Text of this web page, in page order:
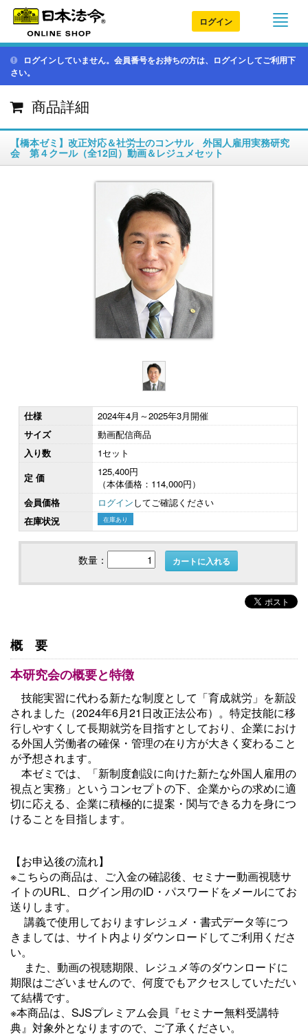
ログイン
ログインしていません。会員番号をお持ちの方は、ログインしてご利用下
さい。
商品詳細
【橋本ゼミ】改正対応＆社労士のコンサル 外国人雇用実務研究
会 第４クール（全12回）動画＆レジュメセット
仕様
2024年4月～2025年3月開催
サイズ
動画配信商品
入り数
1セット
定 価
125,400円
（本体価格：114,000円）
会員価格
ログインしてご確認ください
在庫状況
在庫あり
数量： カートに入れる
概要
本研究会の概要と特徴
技能実習に代わる新たな制度として「育成就労」を新設
されました（2024年6月21日改正法公布）。特定技能に移
行しやすくして長期就労を目指すとしており、企業におけ
る外国人労働者の確保・管理の在り方が大きく変わること
が予想されます。
本ゼミでは、「新制度創設に向けた新たな外国人雇用の
視点と実務」というコンセプトの下、企業からの求めに適
切に応える、企業に積極的に提案・関与できる力を身につ
けることを目指します。
【お申込後の流れ】
※こちらの商品は、 ご入金の確認後、セミナー動画視聴サ
イトのURL、ログイン用のID・パスワードをメールにてお
送りします。
講義で使用しておりますレジュメ・書式データ等につ
きましては、サイト内よりダウンロードしてご利用くださ
い。
また、動画の視聴期限、レジュメ等のダウンロードに
期限はございませんので、何度でもアクセスしていただい
て結構です。
※本商品は、SJSプレミアム会員『セミナー無料受講特
典』対象外となりますので、ご了承ください。